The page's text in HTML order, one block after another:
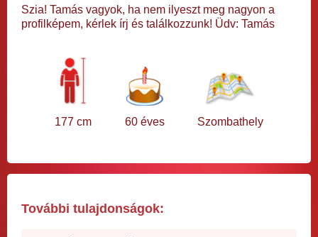
Szia! Tamás vagyok, ha nem ilyeszt meg nagyon a
profilképem, kérlek írj és találkozzunk! Üdv: Tamás
177 cm 60 éves Szombathely
További tulajdonságok: